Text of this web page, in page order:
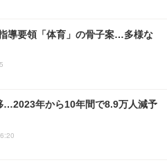
導要領「体育」の骨子案…多様な
…2023年から10年間で8.9万人減予